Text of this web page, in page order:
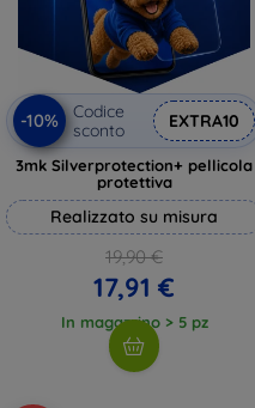
-10%
Codice
sconto
EXTRA10
3mk Silverprotection+ pellicola
protettiva
Realizzato su misura
19,90 €
17,91 €
In magazzino > 5 pz